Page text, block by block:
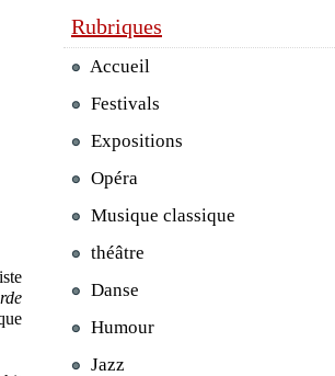
Rubriques
Accueil
Festivals
Expositions
Opéra
Musique classique
théâtre
Danse
Humour
Jazz